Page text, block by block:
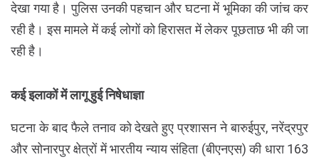
देखा गया है। पुलिस उनकी पहचान और घटना में भूमिका की जांच कर
रही है। इस मामले में कई लोगों को हिरासत में लेकर पूछताछ भी की जा
रही है।
कई इलाकों में लागू हुई निषेधाज्ञा
घटना के बाद फैले तनाव को देखते हुए प्रशासन ने बारुईपुर, नरेंद्रपुर
और सोनारपुर क्षेत्रों में भारतीय न्याय संहिता (बीएनएस) की धारा 163